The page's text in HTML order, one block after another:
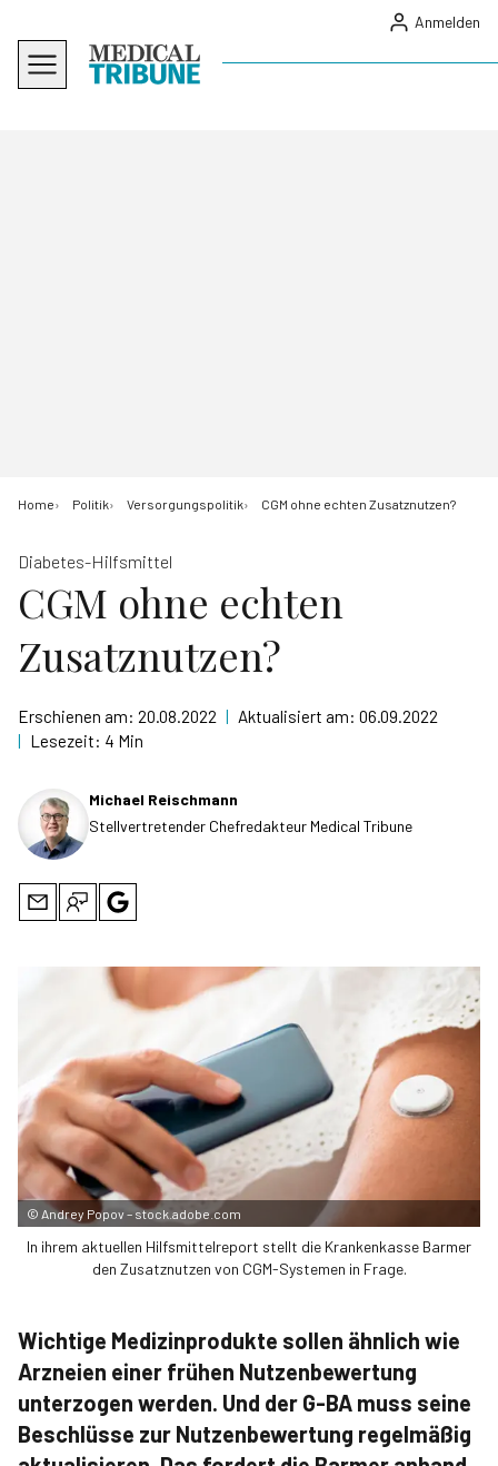
Anmelden
Home Politik Versorgungspolitik CGM ohne echten Zusatznutzen?
Diabetes-Hilfsmittel
CGM ohne echten
Zusatznutzen?
Erschienen am: 20.08.2022 | Aktualisiert am: 06.09.2022
| Lesezeit: 4 Min
Michael Reischmann
Stellvertretender Chefredakteur Medical Tribune
© Andrey Popov – stock.adobe.com
In ihrem aktuellen Hilfsmittelreport stellt die Krankenkasse Barmer
den Zusatznutzen von CGM-Systemen in Frage.
Wichtige Medizinprodukte sollen ähnlich wie
Arzneien einer frühen Nutzenbewertung
unterzogen werden. Und der G-BA muss seine
Beschlüsse zur Nutzenbewertung regel­mäßig